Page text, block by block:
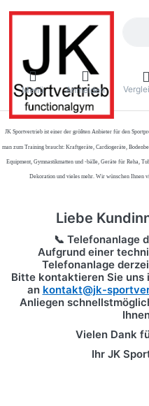
Menü Anmelden
JK Sportvertrieb ist einer der größten Anbieter für den
man zum Training braucht: Kraftgeräte, Cardiogeräte,
Equipment, Gymnastikmatten und -bälle, Geräte für Reha,
Dekoration und vieles mehr. Wir wünschen Ihnen
Liebe
📞 Telefonanlage
Aufgrund einer
Telefonanlage
Bitte kontaktieren Sie uns
an kontakt@jk-
Anliegen
Vielen Dank
Ihr JK